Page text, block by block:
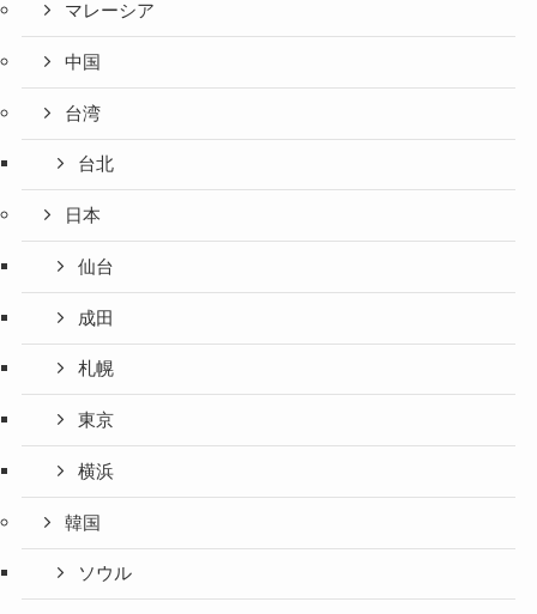
マレーシア
中国
台湾
台北
日本
仙台
成田
札幌
東京
横浜
韓国
ソウル